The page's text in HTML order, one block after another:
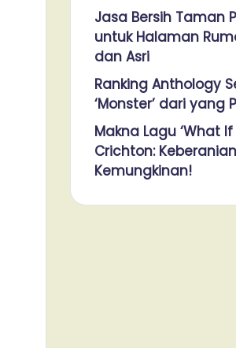
Jasa Bersih Taman
untuk Halaman
dan Asri
Ranking Anthology
‘Monster’ dari yang
Makna Lagu ‘What If
Crichton:
Kemungkinan!